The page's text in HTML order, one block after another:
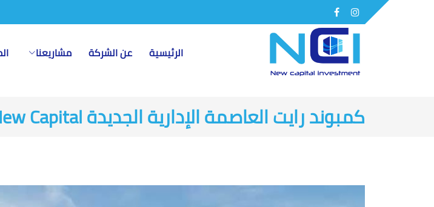
FacebookInstagram
الرئيسية عن الشركة مشاريعنا
كمبوند رايت العاصمة الإدارية الجديدة Compound Ri8 New Capital